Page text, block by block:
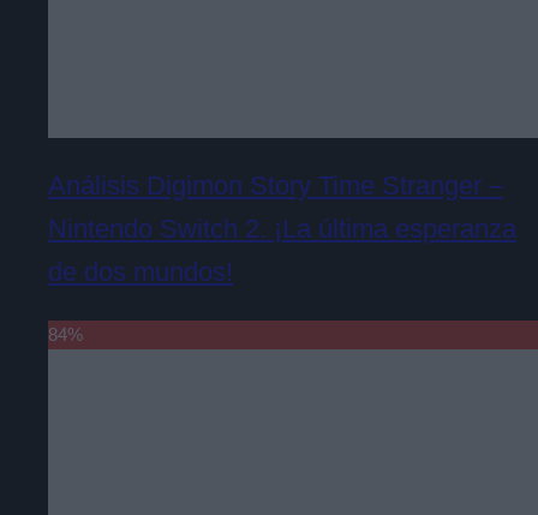
Análisis Digimon Story Time Stranger –
Nintendo Switch 2. ¡La última esperanza
de dos mundos!
84%